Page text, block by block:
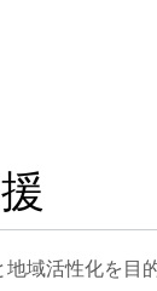
域活性化を